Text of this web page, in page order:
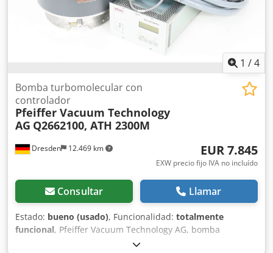
1 /4
Dresden 12.469 km
Bomba turbomolecular con
controlador
Pfeiffer Vacuum Technology
AG Q2662100, ATH 2300M
EUR 7.845
EXW precio fijo IVA no incluído
Consultar Llamar
Estado: bueno (usado), Funcionalidad: totalmente
funcional, Pfeiffer Vacuum Technology AG, bomba
turbomolecular con controlador MAGPOWER, Q2662100,